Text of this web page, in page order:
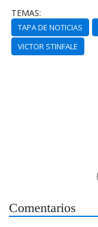
TEMAS:
TAPA DE NOTICIAS
VICTOR STINFALE
Comentarios